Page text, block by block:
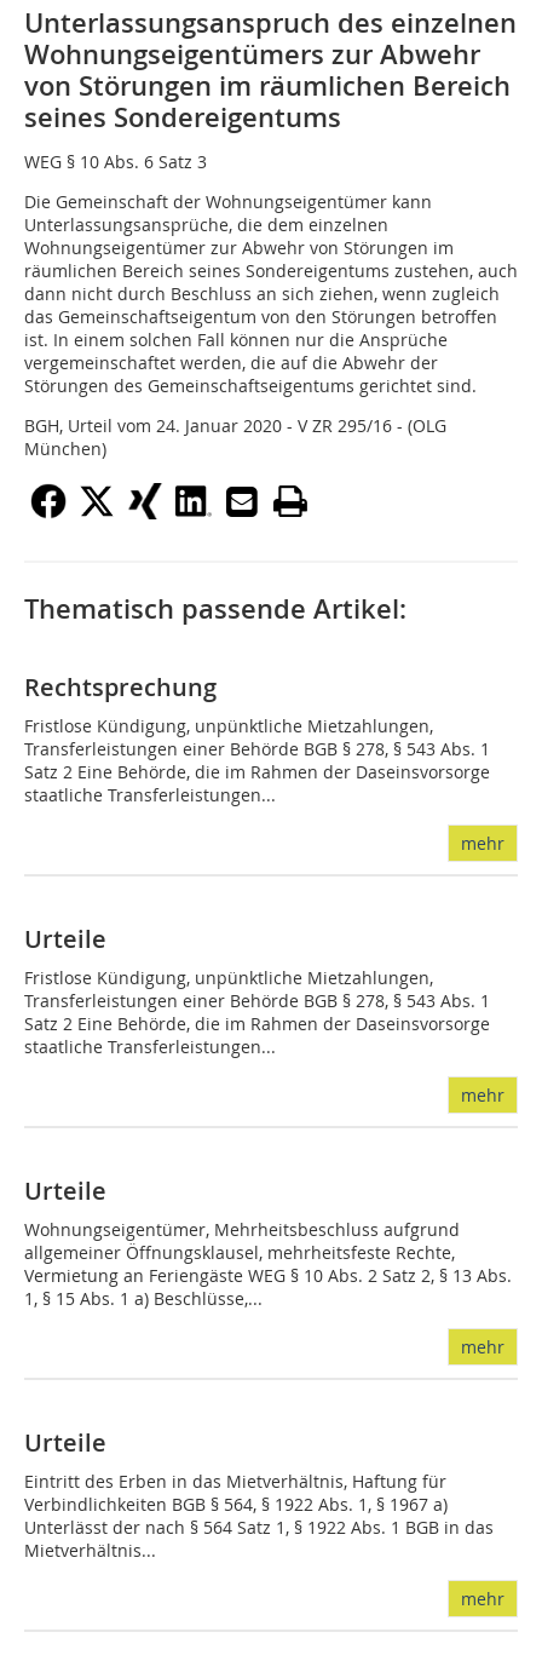
Unterlassungsanspruch des einzelnen
Wohnungseigentümers zur Abwehr
von Störungen im räumlichen Bereich
seines Sondereigentums
WEG § 10 Abs. 6 Satz 3
Die Gemeinschaft der Wohnungseigentümer kann
Unterlassungsansprüche, die dem einzelnen
Wohnungseigentümer zur Abwehr von Störungen im
räumlichen Bereich seines Sondereigentums zustehen, auch
dann nicht durch Beschluss an sich ziehen, wenn zugleich
das Gemeinschaftseigentum von den Störungen betroffen
ist. In einem solchen Fall können nur die Ansprüche
vergemeinschaftet werden, die auf die Abwehr der
Störungen des Gemeinschaftseigentums gerichtet sind.
BGH, Urteil vom 24. Januar 2020 - V ZR 295/16 - (OLG
München)
Thematisch passende Artikel:
Rechtsprechung
Fristlose Kündigung, unpünktliche Mietzahlungen,
Transferleistungen einer Behörde BGB § 278, § 543 Abs. 1
Satz 2 Eine Behörde, die im Rahmen der Daseinsvorsorge
staatliche Transferleistungen...
mehr
Urteile
Fristlose Kündigung, unpünktliche Mietzahlungen,
Transferleistungen einer Behörde BGB § 278, § 543 Abs. 1
Satz 2 Eine Behörde, die im Rahmen der Daseinsvorsorge
staatliche Transferleistungen...
mehr
Urteile
Wohnungseigentümer, Mehrheitsbeschluss aufgrund
allgemeiner Öffnungsklausel, mehrheitsfeste Rechte,
Vermietung an Feriengäste WEG § 10 Abs. 2 Satz 2, § 13 Abs.
1, § 15 Abs. 1 a) Beschlüsse,...
mehr
Urteile
Eintritt des Erben in das Mietverhältnis, Haftung für
Verbindlichkeiten BGB § 564, § 1922 Abs. 1, § 1967 a)
Unterlässt der nach § 564 Satz 1, § 1922 Abs. 1 BGB in das
Mietverhältnis...
mehr